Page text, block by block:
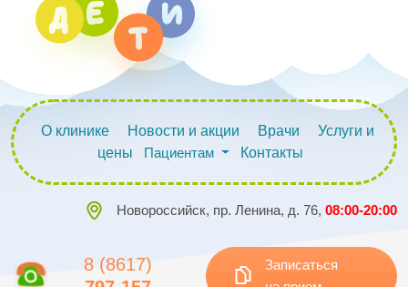
О клинике Новости и акции Врачи
Услуги и
цены
Пациентам Контакты
Новороссийск, пр. Ленина, д. 76, 08:00-20:00
8 (8617)
Записаться